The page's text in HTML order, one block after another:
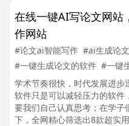
在线一键AI写论文网站
作网站
#论文ai智能写作 #ai生成论
#一键生成论文的软件 #一键
学术节奏很快，时代发展进
软件只是可以减轻压力的软
要我们自己认真思考；在学
下，全网精心筛选出8款超实